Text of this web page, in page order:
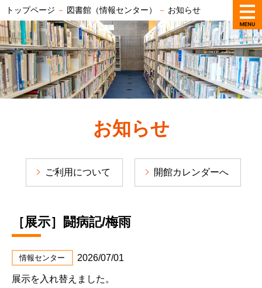
トップページ － 図書館（情報センター） － お知らせ
お知らせ
ご利用について 開館カレンダーへ
［展示］闘病記/梅雨
情報センター 2026/07/01
展示を入れ替えました。